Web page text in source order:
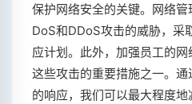
保护网络安全的关键。网络管
DoS和DDoS攻击的威胁，采
应计划。此外，加强员工的
这些攻击的重要措施之一。
的响应，我们可以最大程度